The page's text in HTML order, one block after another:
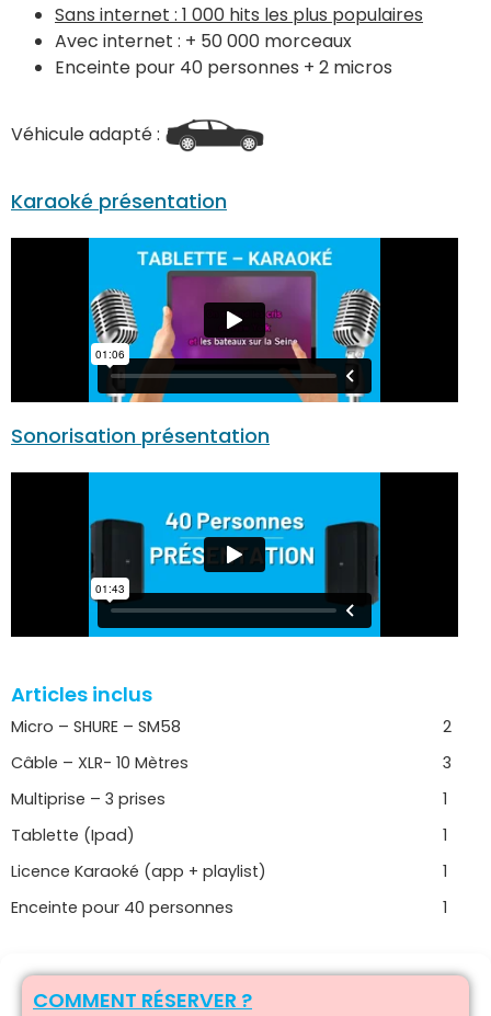
Sans internet : 1 000 hits les plus populaires
Avec internet : + 50 000 morceaux
Enceinte pour 40 personnes + 2 micros
Véhicule adapté :
Karaoké présentation
Sonorisation présentation
Articles inclus
Micro – SHURE – SM58
2
Câble – XLR- 10 Mètres
3
Multiprise – 3 prises
1
Tablette (Ipad)
1
Licence Karaoké (app + playlist)
1
Enceinte pour 40 personnes
1
COMMENT RÉSERVER ?